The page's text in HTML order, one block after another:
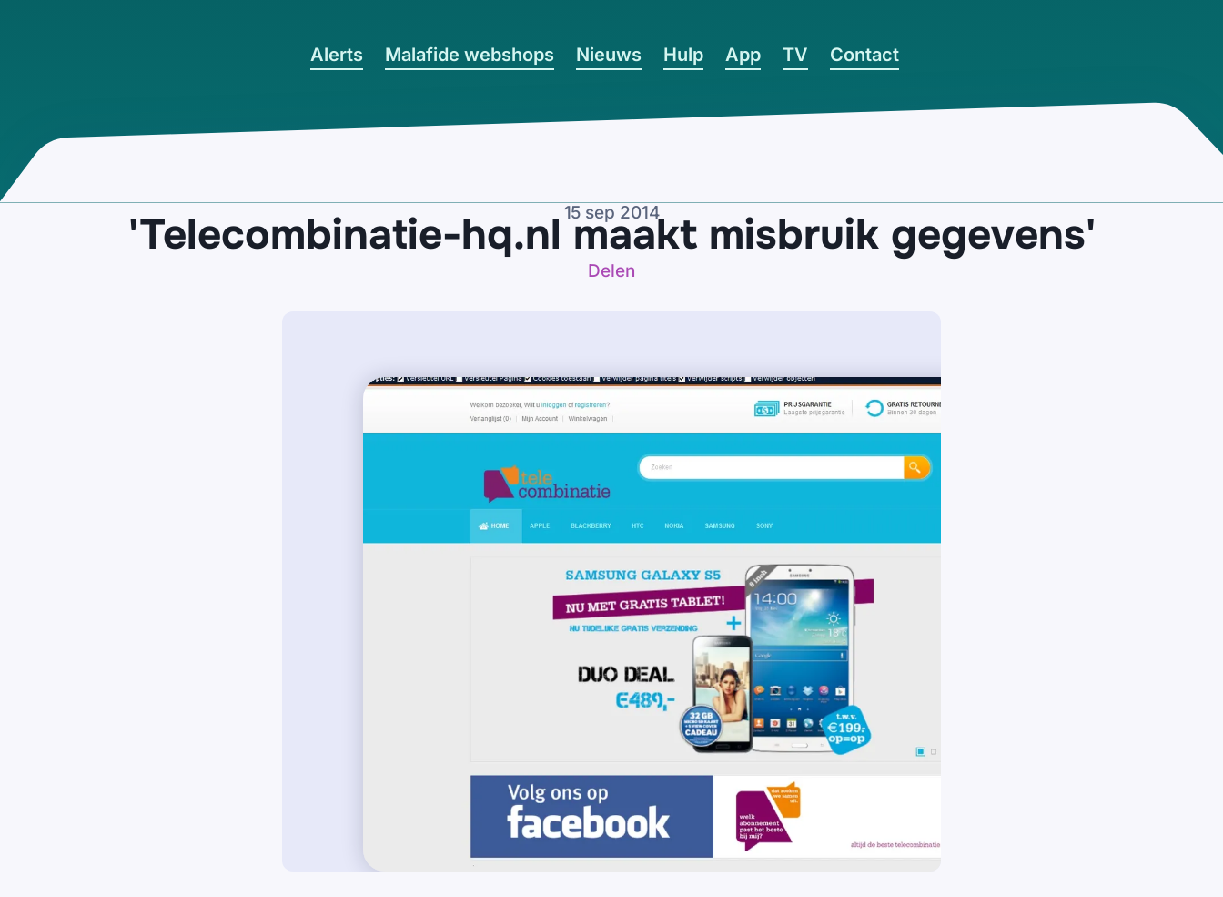
Alerts Malafide webshops Nieuws Hulp App TV Contact
15 sep 2014
'Telecombinatie-hq.nl maakt misbruik gegevens'
Delen